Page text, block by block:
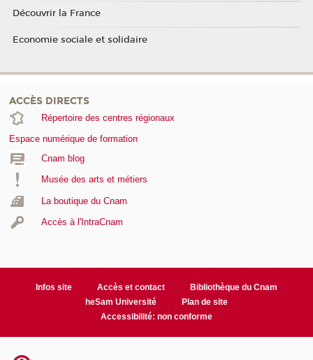
Découvrir la France
Economie sociale et solidaire
ACCÈS DIRECTS
Répertoire des centres régionaux
Espace numérique de formation
Cnam blog
Musée des arts et métiers
La boutique du Cnam
Accès à l'IntraCnam
Infos site Accès et contact
Bibliothèque du Cnam
heSam Université
Plan de site
Accessibilité: non conforme